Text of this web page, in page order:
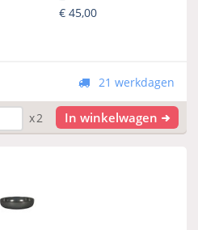
€45,00
21 werkdagen
x2 In winkelwagen